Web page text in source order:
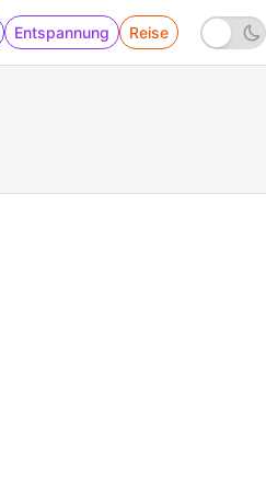
Entspannung Reise